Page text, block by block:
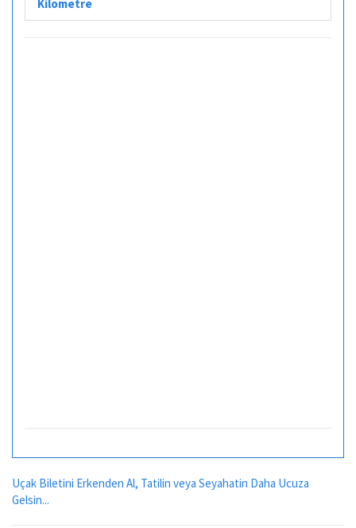
Kilometre
Uçak Biletini Erkenden Al, Tatilin veya Seyahatin Daha Ucuza
Gelsin...